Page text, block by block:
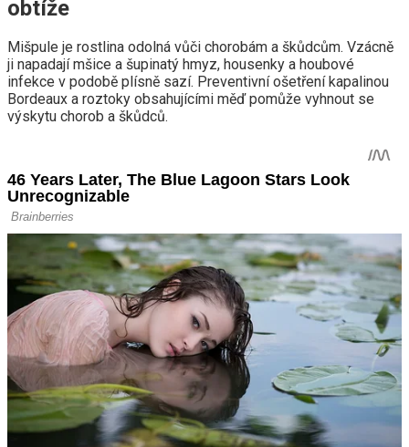
obtíže
Mišpule je rostlina odolná vůči chorobám a škůdcům. Vzácně
ji napadají mšice a šupinatý hmyz, housenky a houbové
infekce v podobě plísně sazí. Preventivní ošetření kapalinou
Bordeaux a roztoky obsahujícími měď pomůže vyhnout se
výskytu chorob a škůdců.